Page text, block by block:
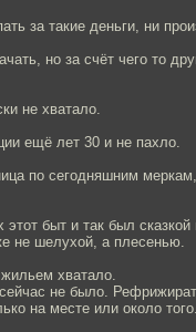
за такие деньги, ни
но за счёт чего то
не хватало.
ещё лет 30 и не пахло.
по сегодняшним
быт и так был
не шелухой, а плесенью.
хватало.
не было.
на месте или около того.